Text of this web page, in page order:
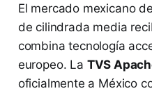
El mercado mexicano
de cilindrada media
combina tecnología
europeo. La TVS
oficialmente a México